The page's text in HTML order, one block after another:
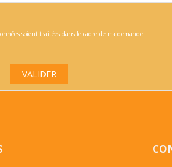
soient traitées dans le cadre de ma demande
VALIDER